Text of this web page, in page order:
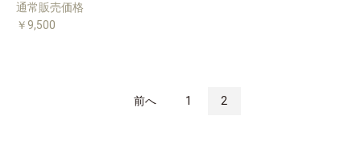
通常販売価格
￥9,500
前へ 1 2